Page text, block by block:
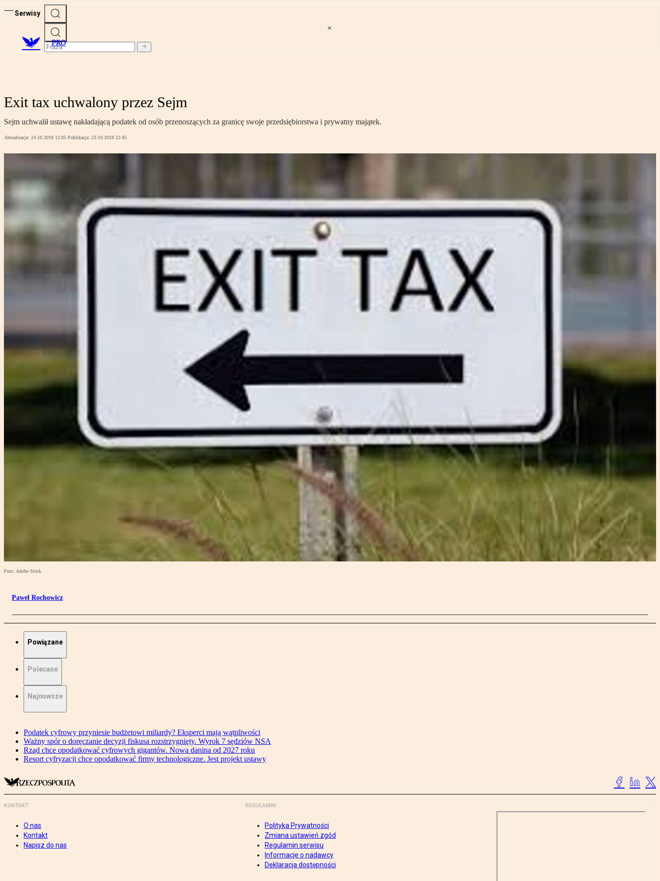
Serwisy
PRO
Exit tax uchwalony przez Sejm
Sejm uchwalił ustawę nakładającą podatek od osób przenoszących za granicę swoje przedsiębiorstwa i prywatny majątek.
Aktualizacja: 24.10.2018 12:05 Publikacja: 23.10.2018 22:45
Foto: Adobe Stock
Paweł Rochowicz
Powiązane
Polecane
Najnowsze
Podatek cyfrowy przyniesie budżetowi miliardy? Eksperci mają wątpliwości
Ważny spór o doręczanie decyzji fiskusa rozstrzygnięty. Wyrok 7 sędziów NSA
Rząd chce opodatkować cyfrowych gigantów. Nowa danina od 2027 roku
Resort cyfryzacji chce opodatkować firmy technologiczne. Jest projekt ustawy
KONTAKT
O nas
Kontakt
Napisz do nas
REGULAMIN
Polityka Prywatności
Zmiana ustawień zgód
Regulamin serwisu
Informacje o nadawcy
Deklaracja dostępności